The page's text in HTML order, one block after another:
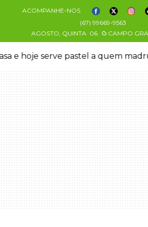
ACOMPANHE-NOS
(67) 99669-9563
AGOSTO, QUINTA 06 CAMPO
e hoje serve pastel a quem